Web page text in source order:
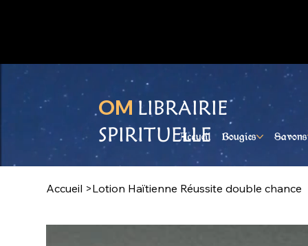
Accueil >Lotion Haïtienne Réussite double chance
OM LIBRAIRIE
SPIRITUELLE
Accueil Bougies Savons